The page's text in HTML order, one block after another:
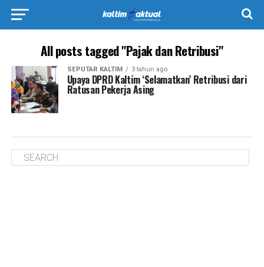
All posts tagged "Pajak dan Retribusi"
SEPUTAR KALTIM 3 tahun ago
Upaya DPRD Kaltim ‘Selamatkan’ Retribusi dari
Ratusan Pekerja Asing